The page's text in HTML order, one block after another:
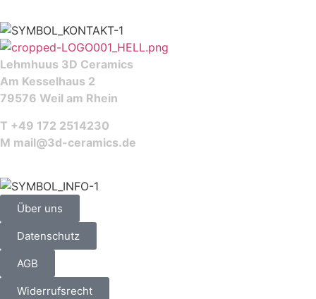
Lehmhuus 3D Ceramics
Am Kesselhaus 2
79576 Weil am Rhein
T +49 172 2514230
M mail@3d-ceramics.de
Über uns
Datenschutz
AGB
Widerrufsrecht